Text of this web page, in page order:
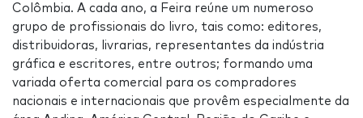
Colômbia. A cada ano, a Feira reúne um numeroso
grupo de profissionais do livro, tais como: editores,
distribuidoras, livrarias, representantes da indústria
gráfica e escritores, entre outros; formando uma
variada oferta comercial para os compradores
nacionais e internacionais que provêm especialmente da